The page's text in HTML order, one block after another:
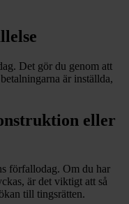
Det gör du genom att
är inställda,
eller
förfallodag. Om du har
är det viktigt att så
till tingsrätten.